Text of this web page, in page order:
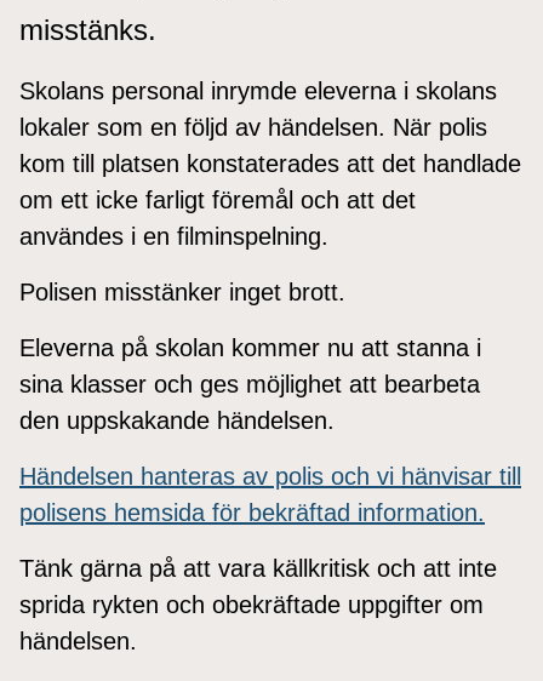
misstänks.
Skolans personal inrymde eleverna i skolans
lokaler som en följd av händelsen. När polis
kom till platsen konstaterades att det handlade
om ett icke farligt föremål och att det
användes i en filminspelning.
Polisen misstänker inget brott.
Eleverna på skolan kommer nu att stanna i
sina klasser och ges möjlighet att bearbeta
den uppskakande händelsen.
Händelsen hanteras av polis och vi hänvisar till
polisens hemsida för bekräftad information.
Tänk gärna på att vara källkritisk och att inte
sprida rykten och obekräftade uppgifter om
händelsen.